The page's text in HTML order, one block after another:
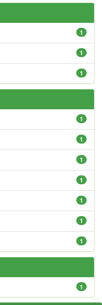
1
1
1
1
1
1
1
1
1
1
1